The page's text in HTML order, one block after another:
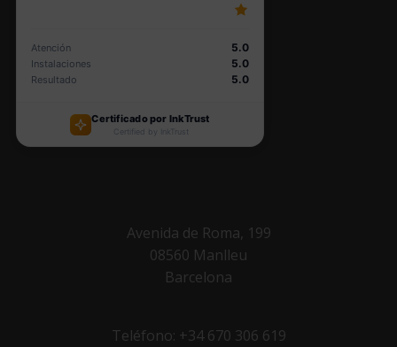
Avenida de Roma, 199
08560 Manlleu
Barcelona
Teléfono: +34 670 306 619